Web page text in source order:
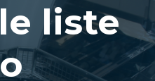
liste